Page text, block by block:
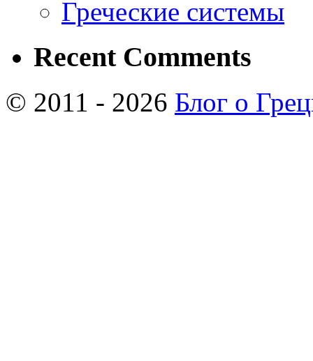
Греческие системы
Recent Comments
© 2011 - 2026 Блог о